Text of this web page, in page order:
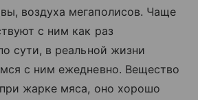
воздуха мегаполисов. Чаще
с ним как раз
сути, в реальной жизни
с ним ежедневно. Вещество
жарке мяса, оно хорошо